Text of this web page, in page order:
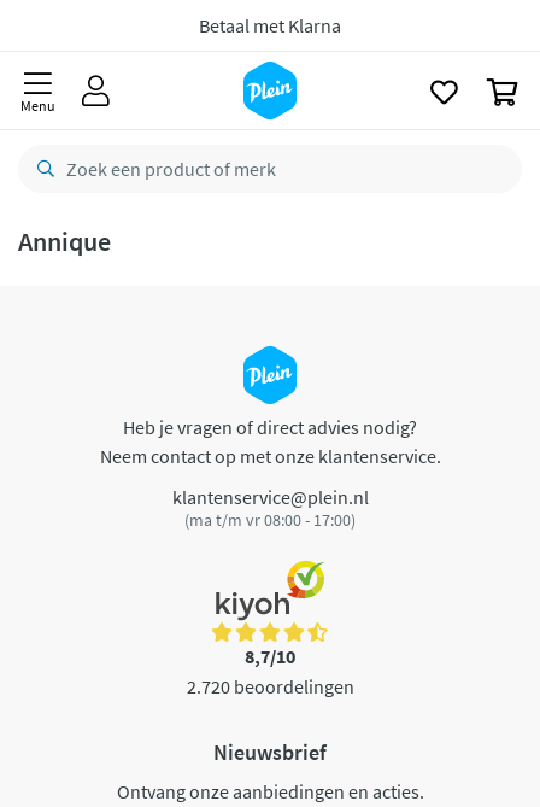
Betaal met Klarna
Menu
Annique
Heb je vragen of direct advies nodig?
Neem contact op met onze klantenservice.
klantenservice@plein.nl
(ma t/m vr 08:00 - 17:00)
8,7/10
2.720 beoordelingen
Nieuwsbrief
Ontvang onze aanbiedingen en acties.